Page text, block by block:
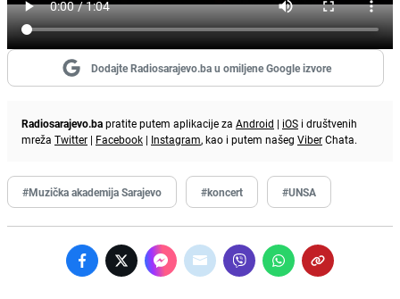
Dodajte Radiosarajevo.ba u omiljene Google izvore
Radiosarajevo.bapratite putem aplikacije za Android | iOS i društvenih
mreža Twitter | Facebook | Instagram, kao i putem našeg ViberChata.
#Muzička akademija Sarajevo #koncert #UNSA